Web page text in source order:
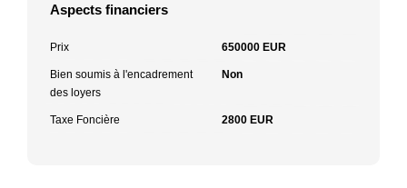
Aspects financiers
Prix 650000 EUR
Bien soumis à l'encadrement
des loyers
Non
Taxe Foncière 2800 EUR